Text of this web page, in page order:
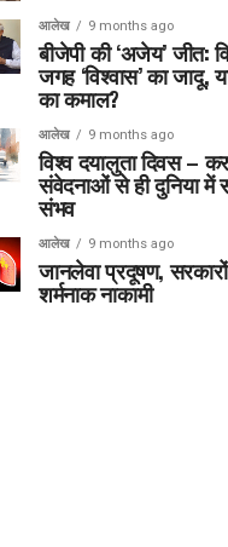
आलेख 9 months ago
बीजेपी की ‘अजेय’ जीत:
जगह ‘विश्वास’ का जादू,
का कमाल?
आलेख 9 months ago
विश्व दयालुता दिवस –
संवेदनाओं से ही दुनिया
संभव
आलेख 9 months ago
जानलेवा प्रदूषण,
शर्मनाक नाकामी